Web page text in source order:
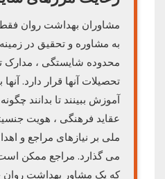
مشاوران بهداشت روان
به مشاوره و تحقیق در
محدوده شایستگی ،
تحصیلات آنها قرار دارد.
آموزش ببینند تا بدانند
عقاید فرهنگی ، هویت
ملی بر نیازهای مراجع و
می گذارد. مراجع ممکن
که یک مشاور بهداشت روان